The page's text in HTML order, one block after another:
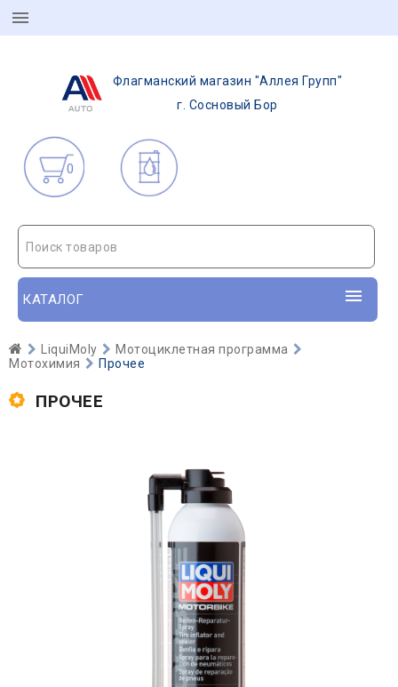
Флагманский магазин "Аллея Групп"
г. Сосновый Бор
0
Поиск товаров
КАТАЛОГ
LiquiMoly
Мотоциклетная программа
Мотохимия
Прочее
ПРОЧЕЕ